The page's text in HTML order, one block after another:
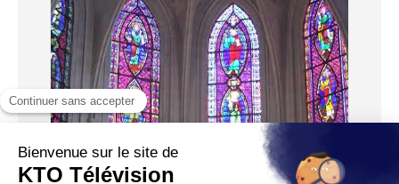
Vêpres du 12 août 2024 à Saint-Germain
l’Auxerrois